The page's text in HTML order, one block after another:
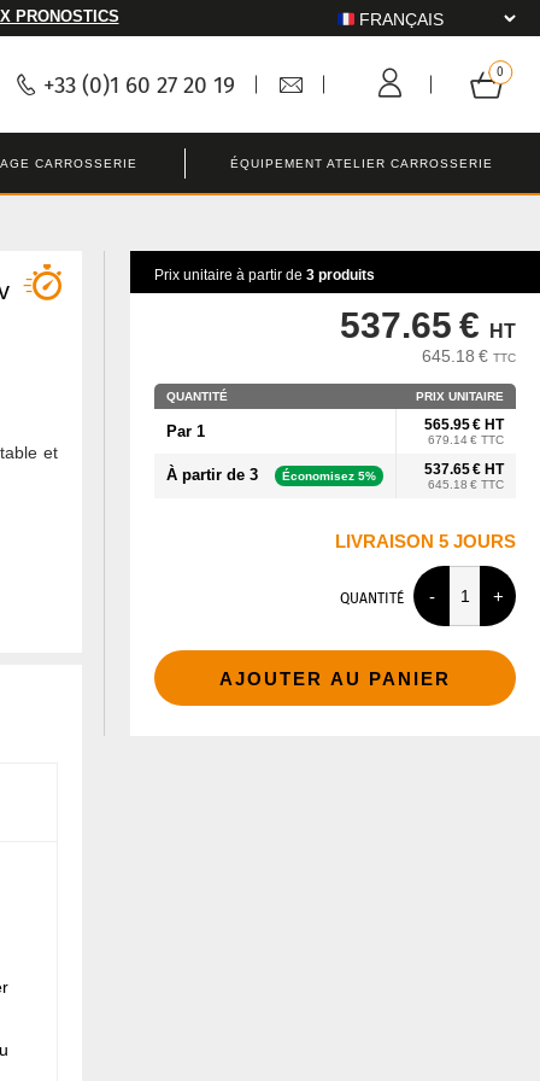
PRONOSTICS
+33 (0)1 60 27 20 19
CARROSSERIE ÉQUIPEMENT ATELIER CARROSSERIE
et
Prix unitaire à partir de 3 produits
QUANTITÉ PRIX UNITAIRE
Par 1 565.95 € HT
679.14 € TTC
À partir de 3 Économisez 5% 537.65 € HT
645.18 € TTC
LIVRAISON 5 JOURS
537.65 € HT
645.18 € TTC
QUANTITÉ
AJOUTER AU PANIER